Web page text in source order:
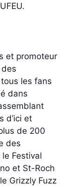
et promoteur
les fans
dans
d’ici et
de 200
des
Festival
et St-Roch
Grizzly Fuzz